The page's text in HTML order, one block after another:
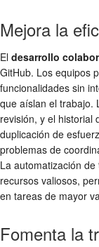
Mejora la
El desarrollo
GitHub. Los equipos
funcionalidades sin
que aíslan el trabajo.
revisión, y el historial
duplicación de
problemas de
La automatización
recursos valiosos,
en tareas de mayor
Fomenta la